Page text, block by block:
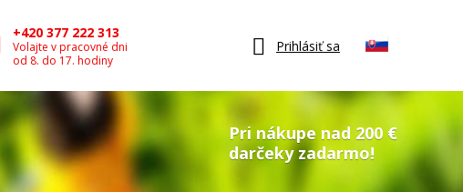
+420 377 222 313
Volajte v pracovné dni
od 8. do 17. hodiny
Prihlásiť sa
Pri nákupe nad 200 €
darčeky zadarmo!